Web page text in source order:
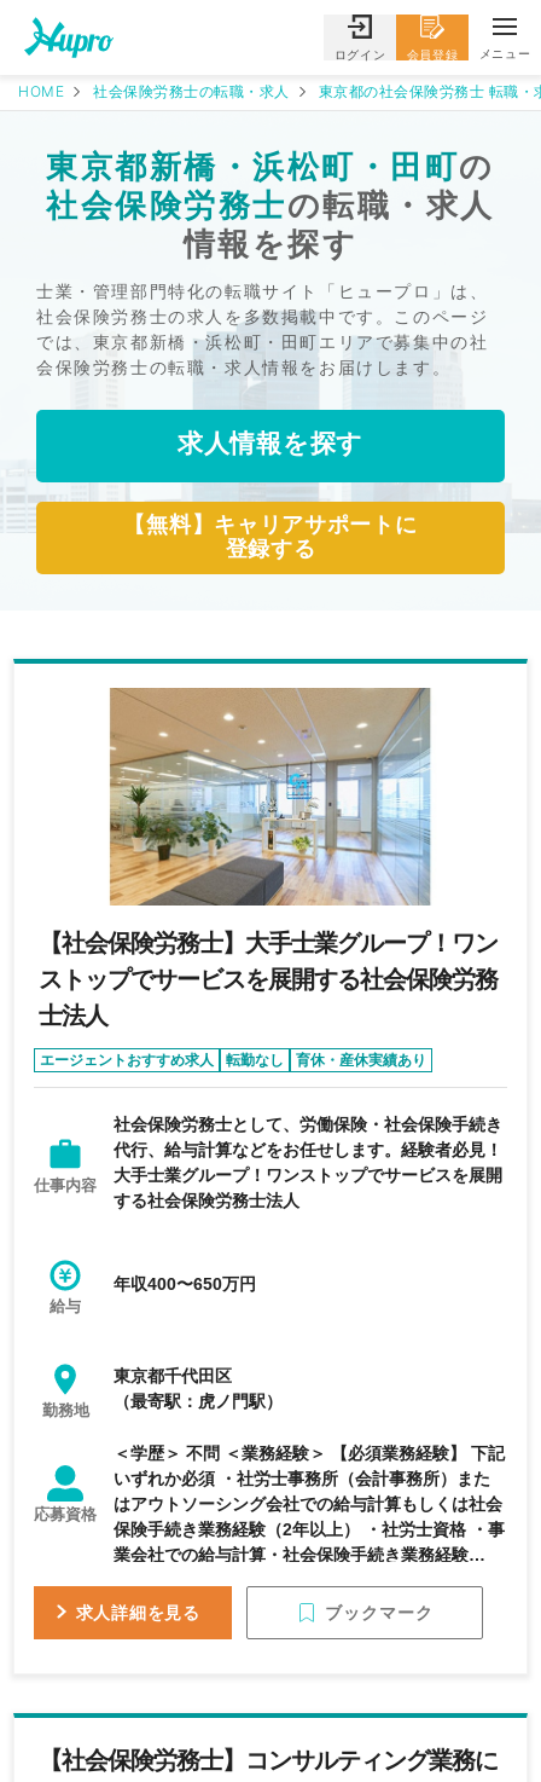
ログイン 会員登録 メニュー
HOME 社会保険労務士の転職・求人 東京都の社会保険労務士 転職・
東京都新橋・浜松町・田町の
社会保険労務士の転職・求人
情報を探す
士業・管理部門特化の転職サイト「ヒュープロ」は、
社会保険労務士の求人を多数掲載中です。このページ
では、東京都新橋・浜松町・田町エリアで募集中の社
会保険労務士の転職・求人情報をお届けします。
求人情報を探す
【無料】キャリアサポートに
登録する
【社会保険労務士】大手士業グループ！ワン
ストップでサービスを展開する社会保険労務
士法人
エージェントおすすめ求人 転勤なし
育休・産休実績あり
女性活躍
年間休日120日以上
仕事内容
社会保険労務士として、労働保険・社会保険手続き
代行、給与計算などをお任せします。経験者必見！
大手士業グループ！ワンストップでサービスを展開
する社会保険労務士法人
給与
年収400〜650万円
勤務地
東京都千代田区
（最寄駅：虎ノ門駅）
応募資格
＜学歴＞ 不問 ＜業務経験＞ 【必須業務経験】 下記
いずれか必須 ・社労士事務所（会計事務所）また
はアウトソーシング会社での給与計算もしくは社会
保険手続き業務経験（2年以上） ・社労士資格 ・事
業会社での給与計算・社会保険手続き業務経験
スピタリティーマインドが高い方 ・現状に満足す
求人詳細を見る ブックマーク
【社会保険労務士】コンサルティング業務に